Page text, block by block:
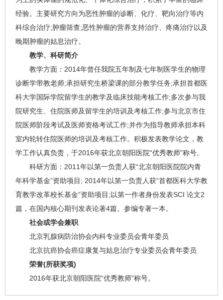
经验。主要研究方向为恶性肿瘤的诊断、化疗、靶向治疗等内
科综合治疗;肿瘤筛查;恶性肿瘤的营养支持治疗、疼痛治疗以及
晚期肿瘤的姑息治疗。
教学、科研简介
教学方面：2014年曾任我院五年制及七年制医学生的物理
诊断学带教老师;承担研究生桥梁课的部分教学任务;承担首都医
科大学国际学院留学生的教学及临床技能考核工作;多次参与我
院研究生、住院医师及留学生的培训及考核工作;参与北京市住
院医师阶段考试及医师资格考试工作;并作为指导教师承担本科
室内轮转住院医师的培训及考核工作。积极发表教学论文，教
学工作认真负责，于2016年获北京朝阳医院“优秀教师”称号。
科研方面：2011年以第一负责人获“北京朝阳医院院内青
年科学基金”资助项目; 2014年以第一负责人获“首都医科大学教
育教学改革校长基金”资助项目;以第一作者身份发表SCI 论文2
篇，在国内核心期刊发表论著4篇。参编专著一本。
社会或学会兼职
北京乳腺病防治协会内科专业委员会青年委员
北京抗癌协会癌症康复与姑息治疗专业委员会青年委员
荣誉(所获奖项)
2016年获北京朝阳医院“优秀教师”称号。